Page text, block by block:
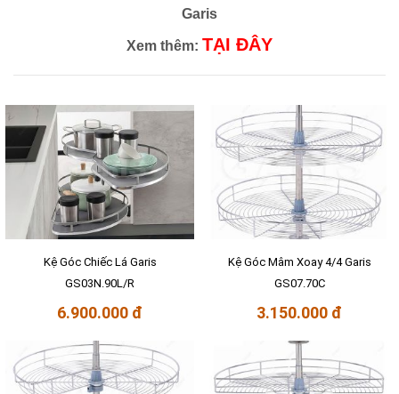
Garis
Xem thêm: TẠI ĐÂY
Kệ Góc Chiếc Lá Garis
GS03N.90L/R
6.900.000 đ
Kệ Góc Mâm Xoay 4/4 Garis
GS07.70C
3.150.000 đ